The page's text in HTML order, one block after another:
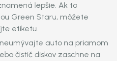
lepšie. Ak to
Green Staru, môžete
etiketu.
neumývajte auto na priamom
čistič diskov zaschne na